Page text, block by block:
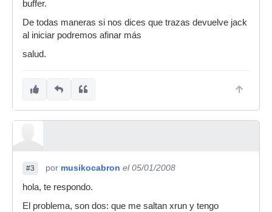
buffer.
De todas maneras si nos dices que trazas devuelve jack
al iniciar podremos afinar más
salud.
#3 por musikocabron el 05/01/2008
hola, te respondo.
El problema, son dos: que me saltan xrun y tengo